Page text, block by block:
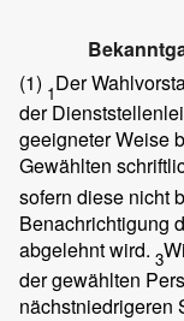
(1) 1Der
der
geeigneter Weise
Gewählten
sofern diese nicht
Benachrichtigung
abgelehnt wird. 3
der gewählten
nächstniedrigeren